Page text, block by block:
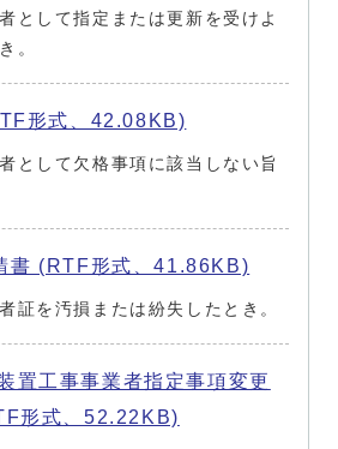
として指定または更新を受けよ
。
形式、42.08KB)
として欠格事項に該当しない旨
書 (RTF形式、41.86KB)
証を汚損または紛失したとき。
置工事事業者指定事項変更
形式、52.22KB)